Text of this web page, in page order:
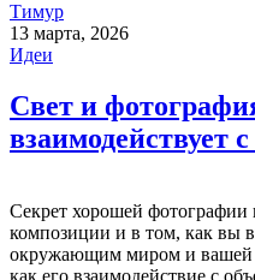
Тимур
13 марта, 2026
Идеи
Свет и
взаимодействует
Секрет хорошей фотографии
композиции и в том, как вы
окружающим миром и вашей
как его взаимодействие с